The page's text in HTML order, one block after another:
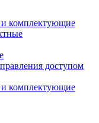
и комплектующие
доступом
и комплектующие